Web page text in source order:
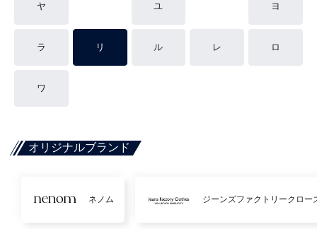
ヤ ユ ヨ
ラ リ ル レ ロ
ワ
オリジナルブランド
ネノム ジーンズファクトリークロー